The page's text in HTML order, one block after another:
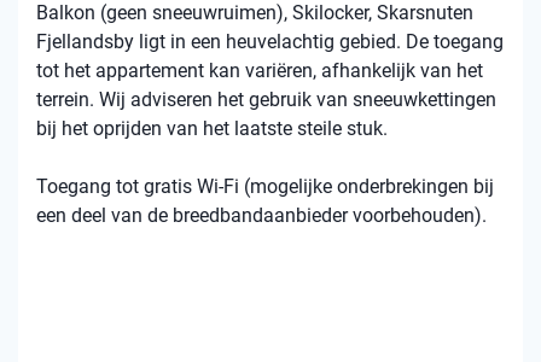
Balkon (geen sneeuwruimen), Skilocker, Skarsnuten
Fjellandsby ligt in een heuvelachtig gebied. De toegang
tot het appartement kan variëren, afhankelijk van het
terrein. Wij adviseren het gebruik van sneeuwkettingen
bij het oprijden van het laatste steile stuk.
Toegang tot gratis Wi-Fi (mogelijke onderbrekingen bij
een deel van de breedbandaanbieder voorbehouden).